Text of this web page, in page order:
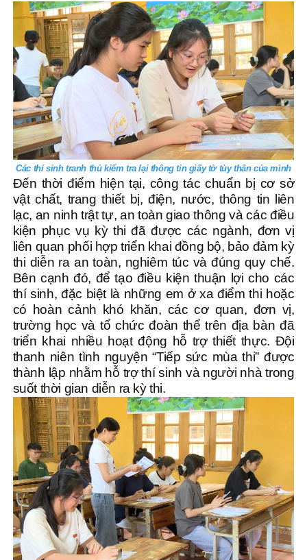
Các thí sinh tranh thủ kiểm tra lại thông tin giấy tờ tùy thân của mình
Đến thời điểm hiện tại, công tác chuẩn bị cơ sở
vật chất, trang thiết bị, điện, nước, thông tin liên
lạc, an ninh trật tự, an toàn giao thông và các điều
kiện phục vụ kỳ thi đã được các ngành, đơn vị
liên quan phối hợp triển khai đồng bộ, bảo đảm kỳ
thi diễn ra an toàn, nghiêm túc và đúng quy chế.
Bên cạnh đó, để tạo điều kiện thuận lợi cho các
thí sinh, đặc biệt là những em ở xa điểm thi hoặc
có hoàn cảnh khó khăn, các cơ quan, đơn vị,
trường học và tổ chức đoàn thể trên địa bàn đã
triển khai nhiều hoạt động hỗ trợ thiết thực. Đội
thanh niên tình nguyện “Tiếp sức mùa thi” được
thành lập nhằm hỗ trợ thí sinh và người nhà trong
suốt thời gian diễn ra kỳ thi.